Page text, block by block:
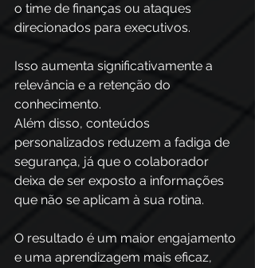
o time de finanças ou ataques
direcionados para executivos.
Isso aumenta significativamente a
relevância e a retenção do
conhecimento.
Além disso, conteúdos
personalizados reduzem a fadiga de
segurança, já que o colaborador
deixa de ser exposto a informações
que não se aplicam à sua rotina.
O resultado é um maior engajamento
e uma aprendizagem mais eficaz,